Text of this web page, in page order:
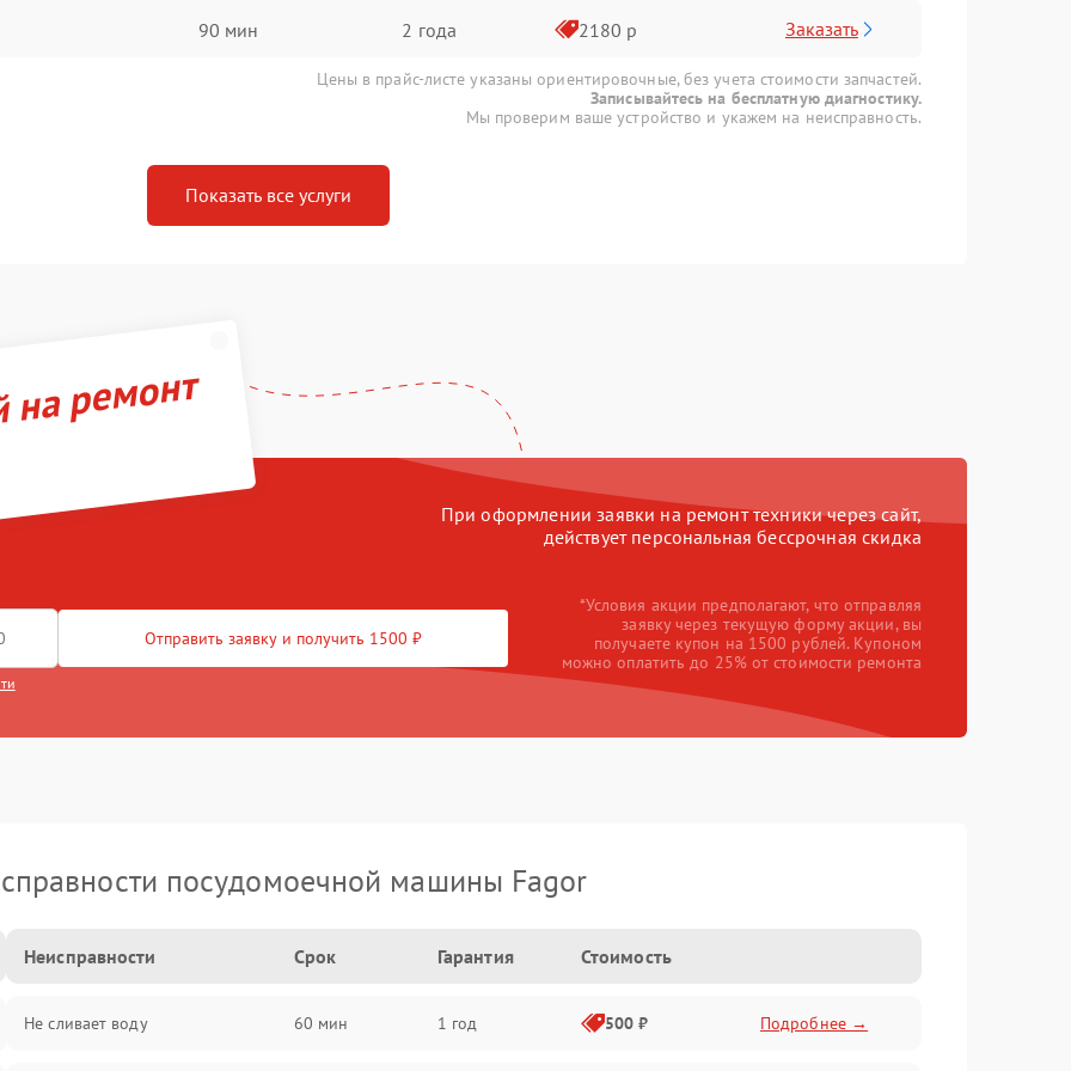
90 мин 2 года 2180 р Заказать
Цены в прайс-листе указаны ориентировочные, без учета стоимости запчастей.
Записывайтесь на бесплатную диагностику.
Мы проверим ваше устройство и укажем на неисправность.
Показать все услуги
ремонт
При оформлении заявки на ремонт техники через сайт,
действует персональная бессрочная скидка
Отправить заявку и получить 1500 ₽
*Условия акции предполагают, что отправляя
заявку через текущую форму акции, вы
получаете купон на 1500 рублей. Купоном
можно оплатить до 25% от стоимости ремонта
посудомоечной машины Fagor
Неисправности Срок Гарантия Стоимость
Не сливает воду 60 мин 1 год 500 ₽ Подробнее →